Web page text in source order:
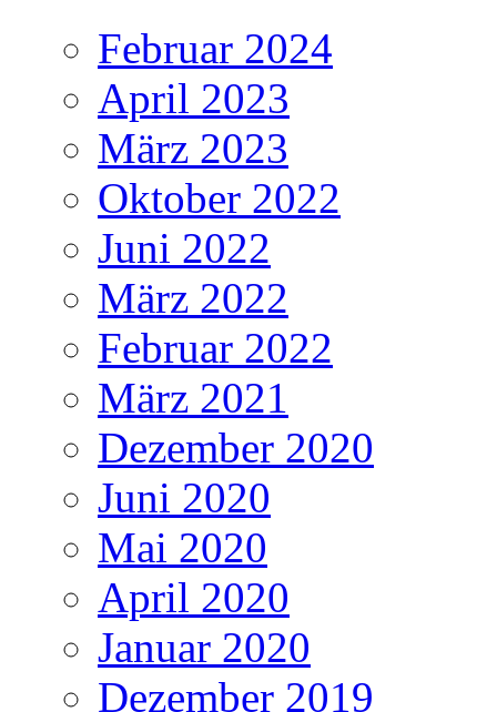
Februar 2024
April 2023
März 2023
Oktober 2022
Juni 2022
März 2022
Februar 2022
März 2021
Dezember 2020
Juni 2020
Mai 2020
April 2020
Januar 2020
Dezember 2019